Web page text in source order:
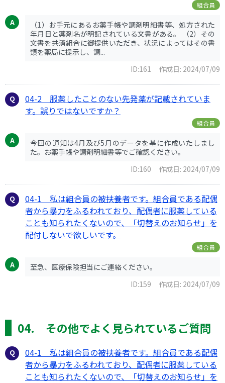
組合員
（1）お手元にあるお薬手帳や調剤明細書等、処方された
年月日と薬剤名が明記されている文書がある。 （2）その
文書を共済組合に御提供いただき、状況によってはその書
類を薬局に提示し、調...
ID:161
作成日: 2024/07/09
04-2 服薬したことのない先発薬が記載されていま
す。誤りではないですか？
組合員
今回の通知は4月及び5月のデータを基に作成いたしまし
た。お薬手帳や調剤明細書等でご確認ください。
ID:160
作成日: 2024/07/09
04-1 私は組合員の被扶養者です。組合員である配偶
者から暴力をふるわれており、配偶者に服薬している
ことも知られたくないので、「切替えのお知らせ」を
配付しないで欲しいです。
組合員
至急、医療保険担当にご連絡ください。
ID:159
作成日: 2024/07/09
04. その他でよく見られているご質問
04-1 私は組合員の被扶養者です。組合員である配偶
者から暴力をふるわれており、配偶者に服薬している
ことも知られたくないので、「切替えのお知らせ」を